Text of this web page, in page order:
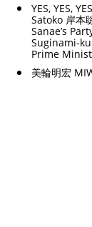
YES, YES,
Satoko 岸本
Sanae’s
Suginami-
Prime
美輪明宏